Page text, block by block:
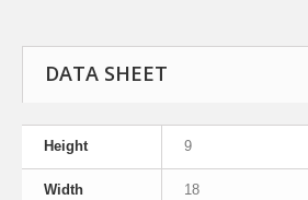
DATA SHEET
Height 9
Width 18